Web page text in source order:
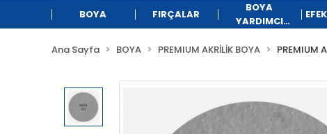
BOYA FIRÇALAR
BOYA
YARDIMCI
Ana Sayfa BOYA PREMIUM AKRİLİK BOYA PREMIUM